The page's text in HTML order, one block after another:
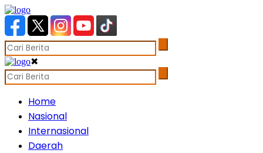
✖
Home
Nasional
Internasional
Daerah